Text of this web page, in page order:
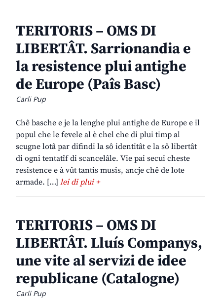
TERITORIS – OMS DI
LIBERTÂT. Sarrionandia e
la resistence plui antighe
de Europe (Paîs Basc)
Carli Pup
Chê basche e je la lenghe plui antighe de Europe e il
popul che le fevele al è chel che di plui timp al
scugne lotâ par difindi la sô identitât e la sô libertât
di ogni tentatîf di scancelâle. Vie pai secui cheste
resistence e à vût tantis musis, ancje chê de lote
armade. […] lei di plui +
TERITORIS – OMS DI
LIBERTÂT. Lluís Companys,
une vite al servizi de idee
republicane (Catalogne)
Carli Pup